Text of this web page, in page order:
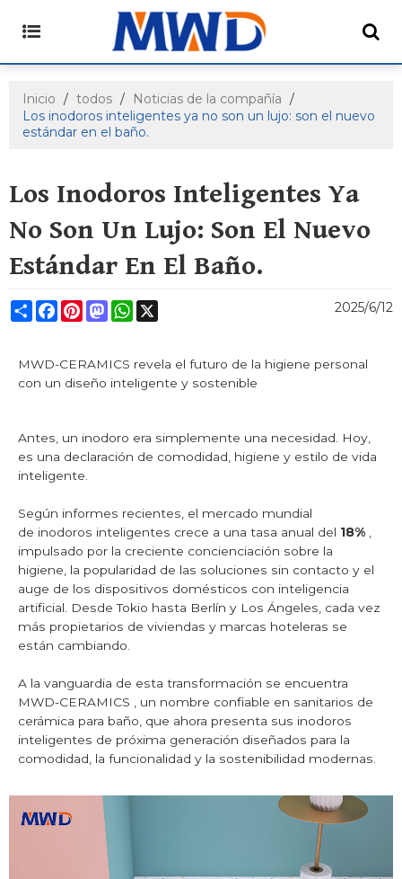
Inicio / todos / Noticias de la compañía /
Los inodoros inteligentes ya no son un lujo: son el nuevo
estándar en el baño.
Los Inodoros Inteligentes Ya
No Son Un Lujo: Son El Nuevo
Estándar En El Baño.
ShareFacebook
Pinterest
MastodonWhatsApp 2025/6/12
MWD-CERAMICS revela el futuro de la higiene personal
con un diseño inteligente y sostenible
Antes, un inodoro era simplemente una necesidad. Hoy,
es una declaración de comodidad, higiene y estilo de vida
inteligente.
Según informes recientes, el mercado mundial
de inodoros inteligentes crece a una tasa anual del 18%
impulsado por la creciente concienciación sobre la
higiene, la popularidad de las soluciones sin contacto y el
auge de los dispositivos domésticos con inteligencia
artificial. Desde Tokio hasta Berlín y Los Ángeles, cada vez
más propietarios de viviendas y marcas hoteleras se
están cambiando.
A la vanguardia de esta transformación se encuentra
MWD-CERAMICS , un nombre confiable en sanitarios de
cerámica para baño, que ahora presenta sus inodoros
inteligentes de próxima generación diseñados para la
comodidad, la funcionalidad y la sostenibilidad modernas.